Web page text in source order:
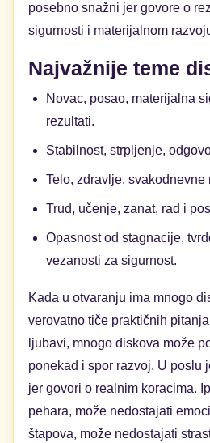
posebno snažni jer govore o
sigurnosti i materijalnom
Najvažnije teme
Novac, posao, materijalna
rezultati.
Stabilnost, strpljenje,
Telo, zdravlje, svakodnevne
Trud, učenje, zanat, rad i
Opasnost od stagnacije,
vezanosti za sigurnost.
Kada u otvaranju ima mnogo
verovatno tiče praktičnih
ljubavi, mnogo diskova može
ponekad i spor razvoj. U poslu
jer govori o realnim koracima.
pehara, može nedostajati
štapova, može nedostajati